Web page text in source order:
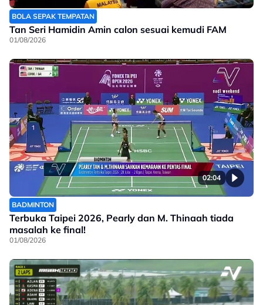
BOLA SEPAK TEMPATAN
Tan Seri Hamidin Amin calon sesuai kemudi FAM
01/08/2026
02:04
BADMINTON
Terbuka Taipei 2026, Pearly dan M. Thinaah tiada
masalah ke final!
01/08/2026